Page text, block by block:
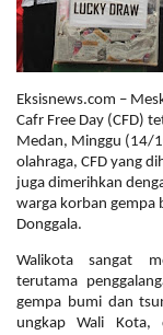
Eksisnews.com –
Cafr Free Day (CFD)
Medan, Minggu (14/
olahraga, CFD yang
juga dimerihkan
warga korban gempa
Donggala.
Walikota sangat
terutama
gempa bumi dan
ungkap Wali